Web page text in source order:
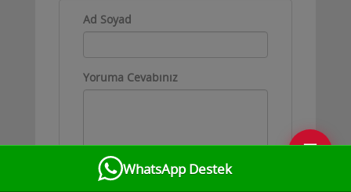
WhatsApp Destek
Ad Soyad
Yoruma Cevabınız
💬